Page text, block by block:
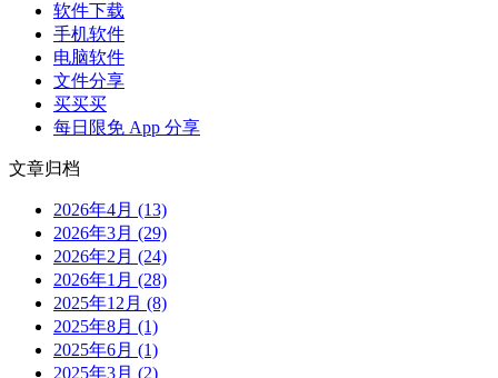
软件下载
手机软件
电脑软件
文件分享
买买买
每日限免 App 分享
文章归档
2026年4月 (13)
2026年3月 (29)
2026年2月 (24)
2026年1月 (28)
2025年12月 (8)
2025年8月 (1)
2025年6月 (1)
2025年3月 (2)